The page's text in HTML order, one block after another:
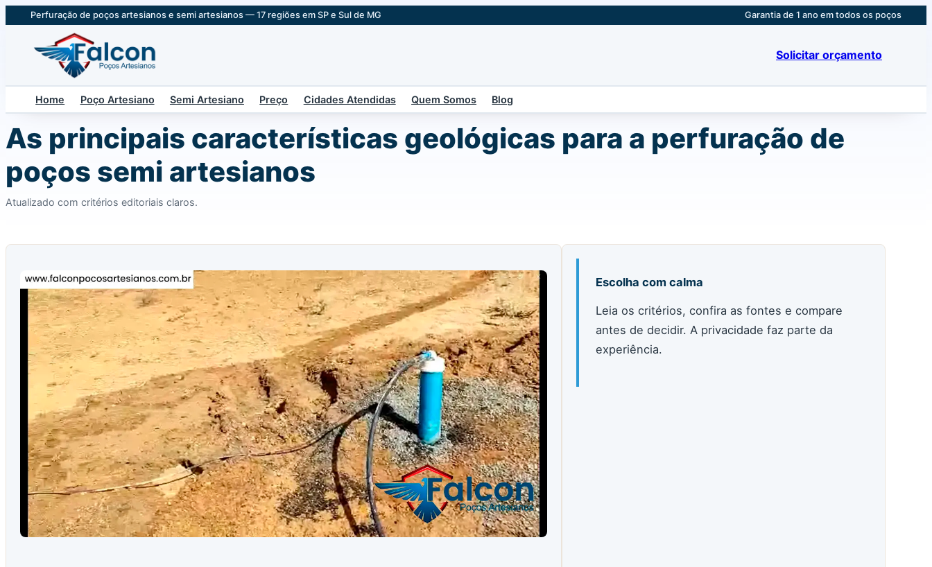
Perfuração de poços artesianos e semi artesianos — 17 regiões em SP e Sul de MG Garantia de 1 ano em todos os poços
Solicitar orçamento
Home Poço Artesiano Semi Artesiano Preço Cidades Atendidas Quem Somos Blog
As principais características geológicas para a perfuração de
poços semi artesianos
Atualizado com critérios editoriais claros.
Escolha com calma
Leia os critérios, confira as fontes e compare
antes de decidir. A privacidade faz parte da
experiência.